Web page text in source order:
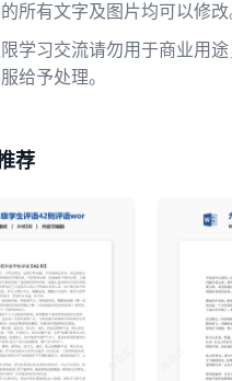
所有文字及图片均可以修改
学习交流请勿用于商业用
给予处理。
荐